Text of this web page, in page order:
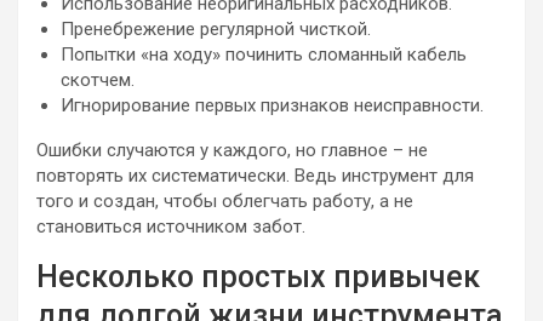
Пренебрежение регулярной чисткой.
Попытки «на ходу» починить сломанный кабель
скотчем.
Игнорирование первых признаков неисправности.
Ошибки случаются у каждого, но главное – не
повторять их систематически. Ведь инструмент для
того и создан, чтобы облегчать работу, а не
становиться источником забот.
Несколько простых привычек